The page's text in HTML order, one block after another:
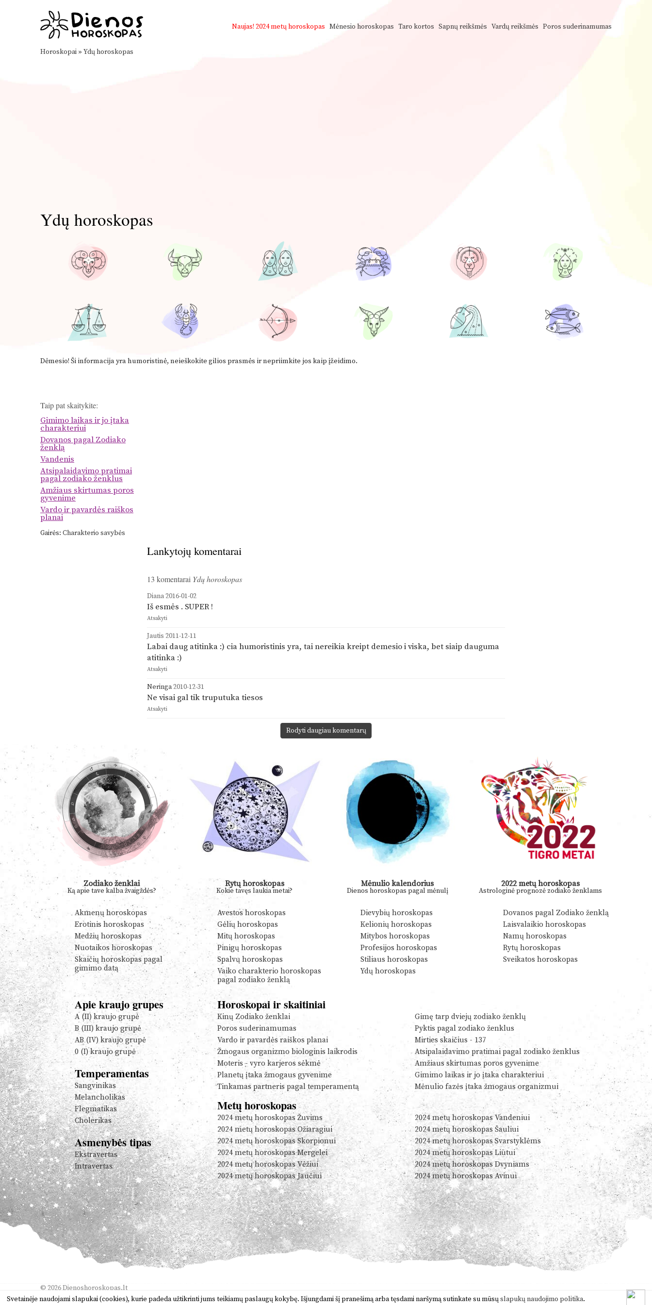
Svetainėje naudojami slapukai (cookies), kurie padeda užtikrinti jums teikiamų paslaugų kokybę. Išjungdami šį pranešimą arba tęsdami naršymą sutinkate su mūsųslapukų naudojimo politika.
Naujas! 2024 metų horoskopas Mėnesio horoskopas Taro kortos Sapnų reikšmės Vardų reikšmės Poros suderinamumas
Horoskopai » Ydų horoskopas
Ydų horoskopas
Dėmesio! Ši informacija yra humoristinė, neieškokite gilios prasmės ir nepriimkite jos kaip įžeidimo.
Taip pat skaitykite:
Gimimo laikas ir jo įtaka
charakteriui
Dovanos pagal Zodiako
ženklą
Vandenis
Atsipalaidavimo pratimai
pagal zodiako ženklus
Amžiaus skirtumas poros
gyvenime
Vardo ir pavardės raiškos
planai
Gairės: Charakterio savybės
Lankytojų komentarai
13 komentarai Ydų horoskopas
Diana2016-01-02
Iš esmės . SUPER !
Atsakyti
Jautis 2011-12-11
Labai daug atitinka :) cia humoristinis yra, tai nereikia kreipt demesio i viska, bet siaip dauguma
atitinka :)
Atsakyti
Neringa2010-12-31
Ne visai gal tik truputuka tiesos
Atsakyti
Rodyti daugiau komentarų
Zodiako ženklai
Ką apie tave kalba žvaigždės?
Rytų horoskopas
Kokie tavęs laukia metai?
Mėnulio kalendorius
Dienos horoskopas pagal mėnulį
2022 metų horoskopas
Astrologinė prognozė zodiako ženklams
Akmenų horoskopas Avestos horoskopas Dievybių horoskopas
Dovanos pagal Zodiako ženklą
Erotinis horoskopas
Gėlių horoskopas Kelionių horoskopas
Laisvalaikio horoskopas
Medžių horoskopas
Mitų horoskopas Mitybos horoskopas
Namų horoskopas
Nuotaikos horoskopas
Pinigų horoskopas Profesijos horoskopas
Rytų horoskopas
Skaičių horoskopas pagal
gimimo datą
Spalvų horoskopas Stiliaus horoskopas
Sveikatos horoskopas
Vaiko charakterio horoskopas
pagal zodiako ženklą
Ydų horoskopas
Apie kraujo grupes
A (II) kraujo grupė
B (III) kraujo grupė
AB (IV) kraujo grupė
0 (I) kraujo grupė
Temperamentas
Sangvinikas
Melancholikas
Flegmatikas
Cholerikas
Asmenybės tipas
Ekstravertas
Intravertas
Horoskopai ir skaitiniai
Kinų Zodiako ženklai
Gimę tarp dviejų zodiako ženklų
Poros suderinamumas
Pyktis pagal zodiako ženklus
Vardo ir pavardės raiškos planai
Mirties skaičius - 137
Žmogaus organizmo biologinis laikrodis
Atsipalaidavimo pratimai pagal zodiako ženklus
Moteris - vyro karjeros sėkmė
Amžiaus skirtumas poros gyvenime
Planetų įtaka žmogaus gyvenime
Gimimo laikas ir jo įtaka charakteriui
Tinkamas partneris pagal temperamentą
Mėnulio fazės įtaka žmogaus organizmui
Metų horoskopas
2024 metų horoskopas Žuvims
2024 metų horoskopas Vandeniui
2024 metų horoskopas Ožiaragiui
2024 metų horoskopas Šauliui
2024 metų horoskopas Skorpionui
2024 metų horoskopas Svarstyklėms
2024 metų horoskopas Mergelei
2024 metų horoskopas Liūtui
2024 metų horoskopas Vėžiui
2024 metų horoskopas Dvyniams
2024 metų horoskopas Jaučiui
2024 metų horoskopas Avinui
© 2026Dienoshoroskopas.lt
Orai,anekdotai,vertimas,žaidimai